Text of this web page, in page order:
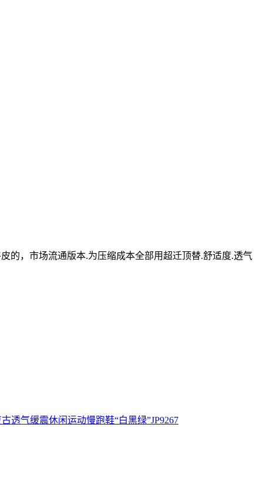
的，市场流通版本.为压缩成本全部用超迁顶替.舒适度.透气
透气缓震休闲运动慢跑鞋“白黑绿”JP9267